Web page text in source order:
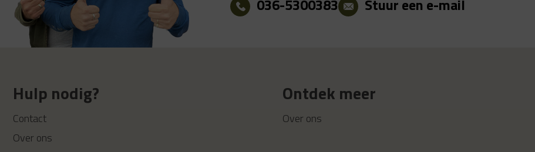
036-5300383 Stuur een e-mail
Hulp nodig?
Contact
Over ons
Ontdek meer
Over ons